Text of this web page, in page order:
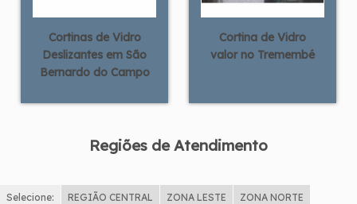
Cortinas de Vidro
Deslizantes em São
Bernardo do Campo
Cortina de Vidro
valor no Tremembé
Regiões de Atendimento
Selecione: REGIÃO CENTRAL ZONA LESTE ZONA NORTE